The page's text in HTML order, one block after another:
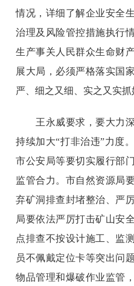
情况，详细了解企业安全
治理及风险管控措施执行
生产事关人民群众生命财
展大局，必须严格落实国
严、细之又细、实之又实抓
王永威要求，要大力深
持续加大“打非治违”力度
市公安局等要切实履行部
监管合力。市自然资源局
弃矿洞排查封堵整治、严
局要依法严厉打击矿山安
点排查不按设计施工、监
员不佩戴定位卡等突出问
物品管理和爆破作业监管